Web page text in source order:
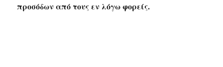
προσόδων από τους εν λόγω φορείς.